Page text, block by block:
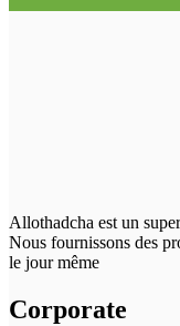
Allothadcha est un
Nous fournissons des
le jour même
Corporate